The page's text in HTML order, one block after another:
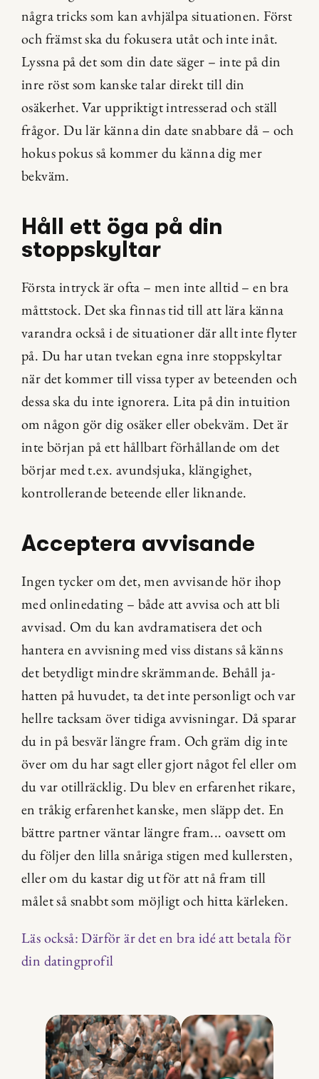
några tricks som kan avhjälpa situationen. Först
och främst ska du fokusera utåt och inte inåt.
Lyssna på det som din date säger – inte på din
inre röst som kanske talar direkt till din
osäkerhet. Var uppriktigt intresserad och ställ
frågor. Du lär känna din date snabbare då – och
hokus pokus så kommer du känna dig mer
bekväm.
Håll ett öga på din
stoppskyltar
Första intryck är ofta – men inte alltid – en bra
måttstock. Det ska finnas tid till att lära känna
varandra också i de situationer där allt inte flyter
på. Du har utan tvekan egna inre stoppskyltar
när det kommer till vissa typer av beteenden och
dessa ska du inte ignorera. Lita på din intuition
om någon gör dig osäker eller obekväm. Det är
inte början på ett hållbart förhållande om det
börjar med t.ex. avundsjuka, klängighet,
kontrollerande beteende eller liknande.
Acceptera avvisande
Ingen tycker om det, men avvisande hör ihop
med onlinedating – både att avvisa och att bli
avvisad. Om du kan avdramatisera det och
hantera en avvisning med viss distans så känns
det betydligt mindre skrämmande. Behåll ja-
hatten på huvudet, ta det inte personligt och var
hellre tacksam över tidiga avvisningar. Då sparar
du in på besvär längre fram. Och gräm dig inte
över om du har sagt eller gjort något fel eller om
du var otillräcklig. Du blev en erfarenhet rikare,
en tråkig erfarenhet kanske, men släpp det. En
bättre partner väntar längre fram... oavsett om
du följer den lilla snåriga stigen med kullersten,
eller om du kastar dig ut för att nå fram till
målet så snabbt som möjligt och hitta kärleken.
Läs också: Därför är det en bra idé att betala för
din datingprofil